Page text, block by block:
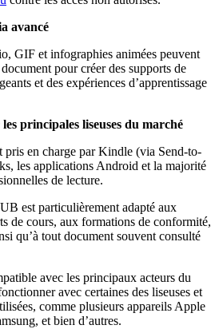
avancé
GIF et infographies animées peuvent
pour créer des supports de
et des expériences d’apprentissage
principales liseuses du marché
pris en charge par Kindle (via Send-to-
les applications Android et la majorité
de lecture.
est particulièrement adapté aux
de cours, aux formations de conformité,
qu’à tout document souvent consulté
avec les principaux acteurs du
avec certaines des liseuses et
comme plusieurs appareils Apple
et bien d’autres.